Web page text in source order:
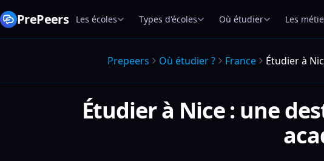
PrePeers Les écoles Types d'écoles Où étudier Les
Prepeers Où étudier ? France Étudier à
Étudier à Nice : une